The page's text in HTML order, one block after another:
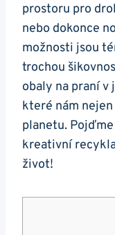
prostoru pro
nebo dokonce
možnosti jsou
trochou
obaly na praní
které nám
planetu.
kreativní​
život!